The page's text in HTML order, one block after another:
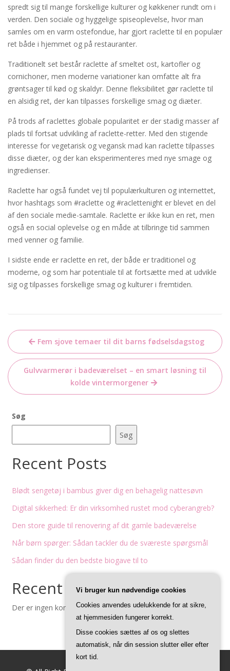
spredt sig til mange forskellige kulturer og køkkener rundt om i
verden. Den sociale og hyggelige spiseoplevelse, hvor man
samles om en varm ostefondue, har gjort raclette til en populær
ret både i hjemmet og på restauranter.
Traditionelt set består raclette af smeltet ost, kartofler og
cornichoner, men moderne variationer kan omfatte alt fra
grøntsager til kød og skaldyr. Denne fleksibilitet gør raclette til
en alsidig ret, der kan tilpasses forskellige smag og diæter.
På trods af raclettes globale popularitet er der stadig masser af
plads til fortsat udvikling af raclette-retter. Med den stigende
interesse for vegetarisk og vegansk mad kan raclette tilpasses
disse diæter, og der kan eksperimenteres med nye smage og
ingredienser.
Raclette har også fundet vej til populærkulturen og internettet,
hvor hashtags som #raclette og #raclettenight er blevet en del
af den sociale medie-samtale. Raclette er ikke kun en ret, men
også en social oplevelse og en måde at tilbringe tid sammen
med venner og familie.
I sidste ende er raclette en ret, der både er traditionel og
moderne, og som har potentiale til at fortsætte med at udvikle
sig og tilpasses forskellige smag og kulturer i fremtiden.
Indlægsnavigation
Fem sjove temaer til dit barns fødselsdagstog
Gulvvarmerør i badeværelset – en smart løsning til
kolde vintermorgener
Søg
Søg
Recent Posts
Blødt sengetøj i bambus giver dig en behagelig nattesøvn
Digital sikkerhed: Er din virksomhed rustet mod cyberangreb?
Den store guide til renovering af dit gamle badeværelse
Når børn spørger: Sådan tackler du de sværeste spørgsmål
Sådan finder du den bedste biogave til to
Recent Comments
Der er ingen kommentarer at vise.
Vi bruger kun nødvendige cookies
Cookies anvendes udelukkende for at sikre,
at hjemmesiden fungerer korrekt.
Disse cookies sættes af os og slettes
automatisk, når din session slutter eller efter
kort tid.